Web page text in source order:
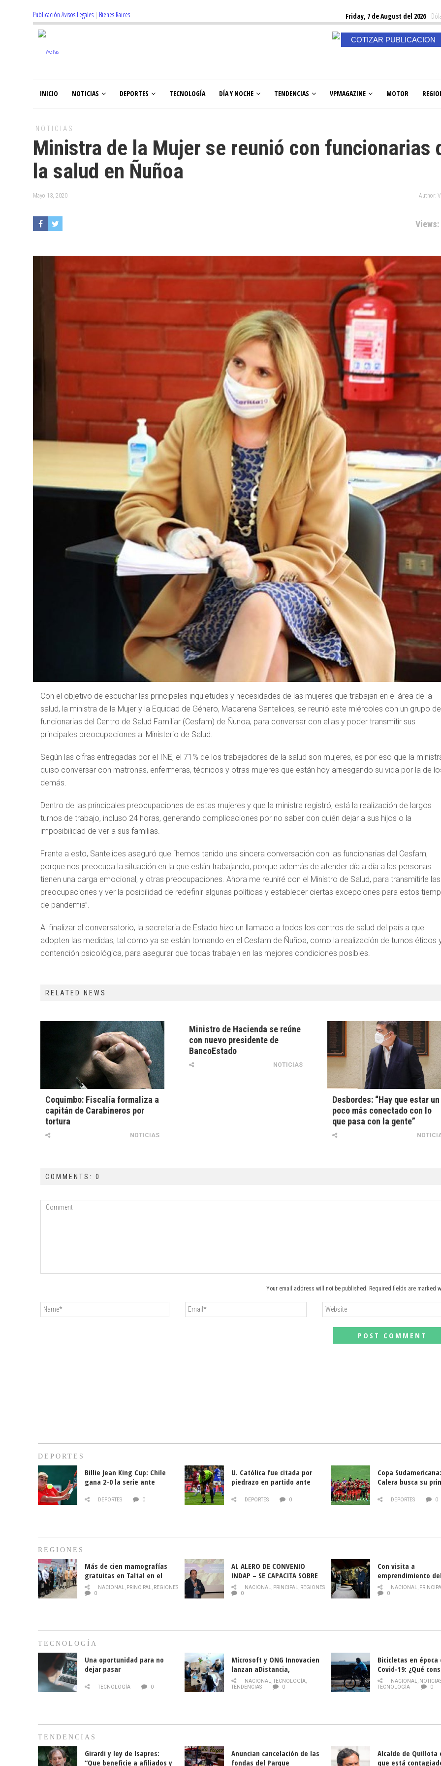
Publicación Avisos Legales | Bienes Raices Friday, 7 de August del 2026
COTIZAR PUBLICACION
INICIO NOTICIAS DEPORTES TECNOLOGÍA DÍA Y NOCHE TENDENCIAS VPMAGAZINE MOTOR
NOTICIAS
Ministra de la Mujer se reunió con funcionarias
la salud en Ñuñoa
Mayo 13, 2020 Author:
Views:
Con el objetivo de escuchar las principales inquietudes y necesidades de las mujeres que trabajan en el área de la
salud, la ministra de la Mujer y la Equidad de Género, Macarena Santelices, se reunió este miércoles con un grupo de
funcionarias del Centro de Salud Familiar (Cesfam) de Ñunoa, para conversar con ellas y poder transmitir sus
principales preocupaciones al Ministerio de Salud.
Según las cifras entregadas por el INE, el 71% de los trabajadores de la salud son mujeres, es por eso que la
quiso conversar con matronas, enfermeras, técnicos y otras mujeres que están hoy arriesgando su vida por la de
demás.
Dentro de las principales preocupaciones de estas mujeres y que la ministra registró, está la realización de largos
turnos de trabajo, incluso 24 horas, generando complicaciones por no saber con quién dejar a sus hijos o la
imposibilidad de ver a sus familias.
Frente a esto, Santelices aseguró que “hemos tenido una sincera conversación con las funcionarias del Cesfam,
porque nos preocupa la situación en la que están trabajando, porque además de atender día a día a las personas
tienen una carga emocional, y otras preocupaciones. Ahora me reuniré con el Ministro de Salud, para transmitirle las
preocupaciones y ver la posibilidad de redefinir algunas políticas y establecer ciertas excepciones para estos
de pandemia”.
Al finalizar el conversatorio, la secretaria de Estado hizo un llamado a todos los centros de salud del país a que
adopten las medidas, tal como ya se están tomando en el Cesfam de Ñuñoa, como la realización de turnos éticos
contención psicológica, para asegurar que todas trabajen en las mejores condiciones posibles.
RELATED NEWS
Coquimbo: Fiscalía formaliza a
capitán de Carabineros por
tortura
NOTICIAS
Ministro de Hacienda se reúne
con nuevo presidente de
BancoEstado
NOTICIAS
Desbordes: “Hay que estar un
poco más conectado con lo
que pasa con la gente”
COMMENTS: 0
Your email address will not be published. Required fields are marked
DEPORTES
Billie Jean King Cup: Chile
gana 2-0 la serie ante
DEPORTES 0
U. Católica fue citada por
piedrazo en partido ante
DEPORTES 0
Copa
Calera busca su
DEPORTES 0
REGIONES
Más de cien mamografías
gratuitas en Taltal en el
mes de la prevención del
cáncer de mama
NACIONAL, PRINCIPAL, REGIONES
0
AL ALERO DE CONVENIO
INDAP – SE CAPACITA SOBRE
PLAGA DROSOPHILA SUZUKII
NACIONAL, PRINCIPAL, REGIONES
0
Con visita a
emprendimiento
y llamado al
historia campesina
NACIONAL,
0
TECNOLOGÍA
Una oportunidad para no
dejar pasar
TECNOLOGÍA 0
Microsoft y ONG Innovacien
lanzan aDistancia,
plataforma con cursos
gratuitos online sobre
NACIONAL,TECNOLOGÍA,
TENDENCIAS
0
Bicicletas en época
Covid-19: ¿Qué
momento de
NACIONAL,
TECNOLOGÍA
0
TENDENCIAS
Girardi y ley de Isapres:
“Que beneficie a afiliados y
Anuncian cancelación de las
fondas del Parque
Alcalde de Quillota
que está